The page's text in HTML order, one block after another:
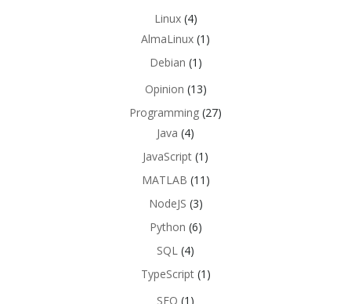
Linux(4)
AlmaLinux (1)
Debian (1)
Opinion (13)
Programming (27)
Java (4)
JavaScript (1)
MATLAB (11)
NodeJS (3)
Python (6)
SQL (4)
TypeScript(1)
SEO (1)